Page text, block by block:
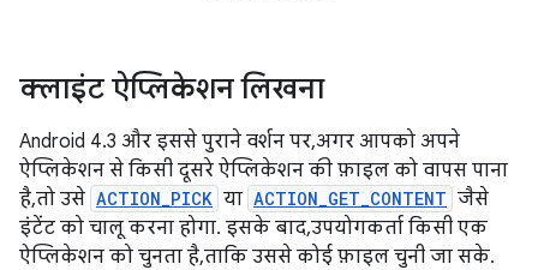
क्लाइंट ऐप्लिकेशन लिखना
Android 4.3 और इससे पुराने वर्शन पर, अगर आपको अपने
ऐप्लिकेशन से किसी दूसरे ऐप्लिकेशन की फ़ाइल को वापस पाना
है, तो उसे ACTION_PICK या ACTION_GET_CONTENT जैसे
इंटेंट को चालू करना होगा. इसके बाद, उपयोगकर्ता किसी एक
ऐप्लिकेशन को चुनता है, ताकि उससे कोई फ़ाइल चुनी जा सके.